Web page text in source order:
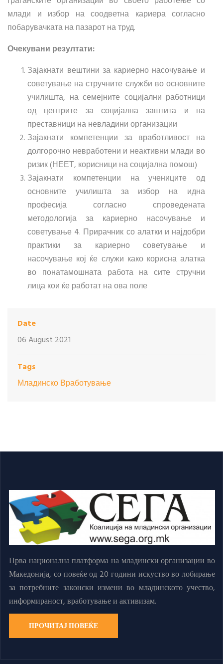
млади и избор на соодветна кариера согласно
побарувачката на пазарот на труд.
Очекувани резултати:
Зајакнати вештини за кариерно насочување и
советување на стручните служби во основните
училишта, на семејните социјални работници
од центрите за социјална заштита и на
преставници на невладини организации
Зајакнати компетенции за вработливост на
долгорочно невработени и неактивни млади во
ризик (НЕЕТ, корисници на социјална помош)
Зајакнати компетенции на учениците од
основните училишта за избор на идна
професија согласно спроведената
методологија за кариерно насочување и
советување 4. Прирачник со алатки и најдобри
практики за кариерно советување и
насочување кој ќе служи како корисна алатка
во понатамошната работа на сите стручни
лица кои ќе работат на ова поле
Date
06 August 2021
Tags
Младинско Вработување
Прва национална платформа на младински организации во
Македонија, со повеќе од 20 години искуство во лобирање
за потребните законски измени во младинското учество,
информираност, вработување и активизам.
ПРОЧИТАЈ ПОВЕЌЕ